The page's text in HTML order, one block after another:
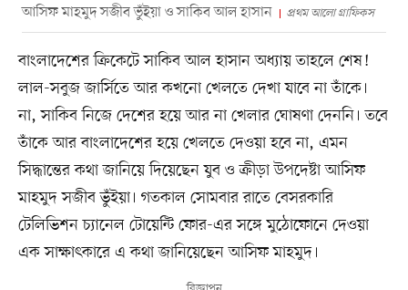
আসিফ মাহমুদ সজীব ভুঁইয়া ও সাকিব আল হাসান প্রথম আলো গ্রাফিকস
বাংলাদেশের ক্রিকেটে সাকিব আল হাসান অধ্যায় তাহলে শেষ!
লাল-সবুজ জার্সিতে আর কখনো খেলতে দেখা যাবে না তাঁকে।
না, সাকিব নিজে দেশের হয়ে আর না খেলার ঘোষণা দেননি। তবে
তাঁকে আর বাংলাদেশের হয়ে খেলতে দেওয়া হবে না, এমন
সিদ্ধান্তের কথা জানিয়ে দিয়েছেন যুব ও ক্রীড়া উপদেষ্টা আসিফ
মাহমুদ সজীব ভুঁইয়া। গতকাল সোমবার রাতে বেসরকারি
টেলিভিশন চ্যানেল টোয়েন্টি ফোর-এর সঙ্গে মুঠোফোনে দেওয়া
এক সাক্ষাৎকারে এ কথা জানিয়েছেন আসিফ মাহমুদ।